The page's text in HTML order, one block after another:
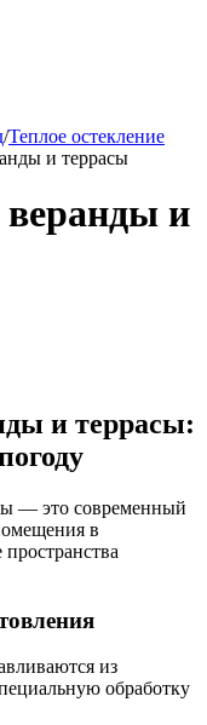
/Теплое остекление
и террасы
веранды и
и террасы:
— это современный
в
из
обработку